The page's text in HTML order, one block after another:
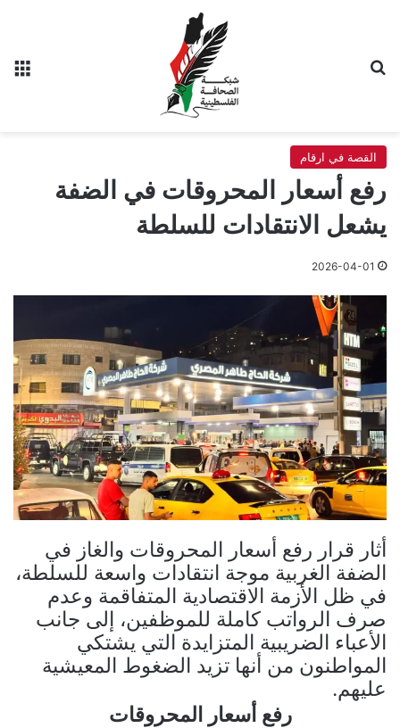
القصة في ارقام
رفع أسعار المحروقات في الضفة
يشعل الانتقادات للسلطة
2026-04-01
أثار قرار رفع أسعار المحروقات والغاز في
الضفة الغربية موجة انتقادات واسعة للسلطة،
في ظل الأزمة الاقتصادية المتفاقمة وعدم
صرف الرواتب كاملة للموظفين، إلى جانب
الأعباء الضريبية المتزايدة التي يشتكي
المواطنون من أنها تزيد الضغوط المعيشية
عليهم.
رفع أسعار المحروقات